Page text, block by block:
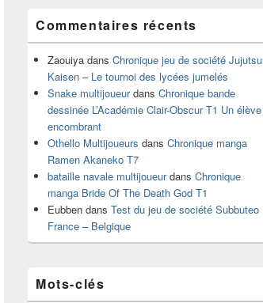
Commentaires récents
Zaouiya dans Chronique jeu de société Jujutsu
Kaisen – Le tournoi des lycées jumelés
Snake multijoueurdans Chronique bande
dessinée L’Académie Clair-Obscur T1 Un élève
encombrant
Othello Multijoueurs dans Chronique manga
Ramen Akaneko T7
bataille navale multijoueurdans Chronique
manga Bride Of The Death God T1
Eubben dans Test du jeu de société Subbuteo
France – Belgique
Mots-clés